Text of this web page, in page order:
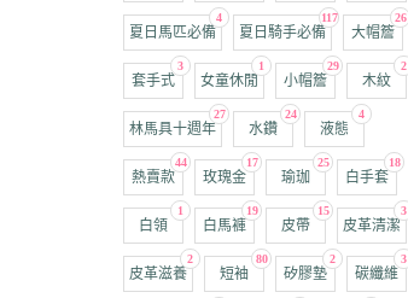
4
夏日馬匹必備
117
夏日騎手必備
26
大帽簷
3
套手式
1
女童休閒
29
小帽簷
2
木紋
27
林馬具十週年
24
水鑽
4
液態
44
熱賣款
17
玫瑰金
25
瑜珈
18
白手套
1
白領
19
白馬褲
15
皮帶
3
皮革清潔
2
皮革滋養
80
短袖
2
矽膠墊
3
碳纖維